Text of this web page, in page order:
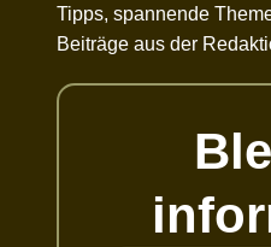
Tipps, spannende
Beiträge aus der